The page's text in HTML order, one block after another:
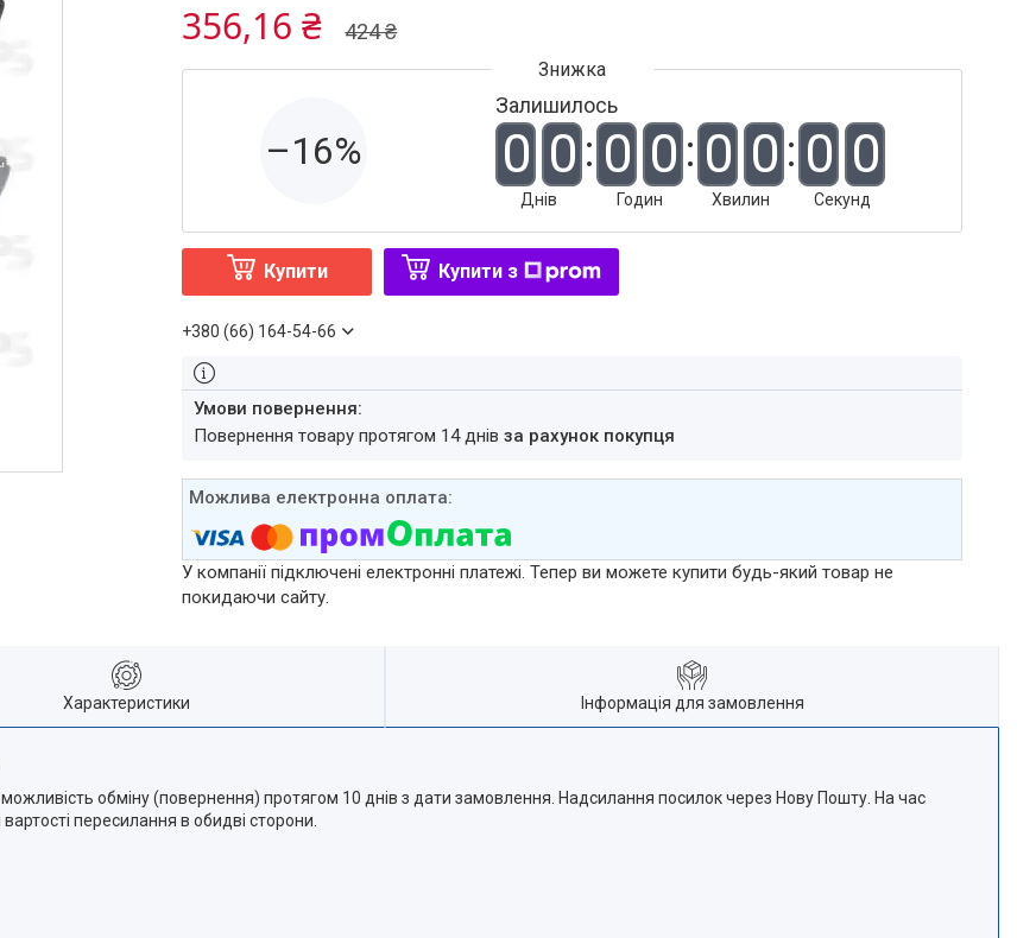
424 ₴
356,16 ₴
–16%
Залишилось
0 0
Днів
0 0
Годин
0 0
Хвилин
0 0
Секунд
Купити Купити з
+380 (66) 164-54-66
повернення товару протягом 14 днівза рахунок покупця
У компанії підключені електронні платежі. Тепер ви можете купити будь-який товар не
покидаючи сайту.
Характеристики Інформація для замовлення
обміну (повернення) протягом 10 днів з дати замовлення. Надсилання посилок через Нову Пошту. На час
пересилання в обидві сторони.